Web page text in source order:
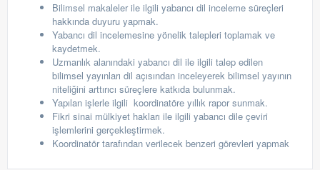
Bilimsel makaleler ile ilgili yabancı dil inceleme süreçleri
hakkında duyuru yapmak.
Yabancı dil incelemesine yönelik talepleri toplamak ve
kaydetmek.
Uzmanlık alanındaki yabancı dil ile ilgili talep edilen
bilimsel yayınları dil açısından inceleyerek bilimsel yayının
niteliğini arttırıcı süreçlere katkıda bulunmak.
Yapılan işlerle ilgili koordinatöre yıllık rapor sunmak.
Fikri sinai mülkiyet hakları ile ilgili yabancı dile çeviri
işlemlerini gerçekleştirmek.
Koordinatör tarafından verilecek benzeri görevleri yapmak